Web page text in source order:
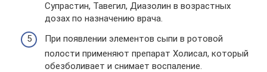
Супрастин, Тавегил, Диазолин в возрастных
дозах по назначению врача.
При появлении элементов сыпи в ротовой
полости применяют препарат Холисал, который
обезболивает и снимает воспаление.